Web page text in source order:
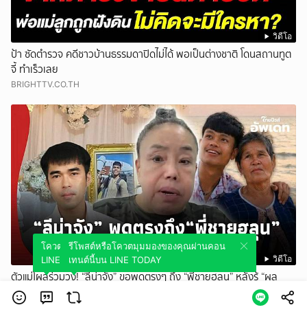
วิดีโอ
ป้า ซัดตำรวจ คดีชาวบ้านธรรมดาปิดไม่ได้ พอเป็นต่างชาติ โดนสถานทูต
จี้ ทำเร็วเลย
BRIGHTTV.CO.TH
วิดีโอ
ตัวแม่โผล่ร่วมวง! “ลีน่าจัง” ขอพูดตรงๆ ถึง “พี่ชายฮลุน” หลังรู้ “ผล
ชันสูตร” น้องชาย!
ThaiNews - ไทยนิวส์ออนไลน์
โควตมุมมองของคุณผ่านคอนเทนต์นี้บน
LINE TODAY
รีโพสต์หรือโควตมุมมองของคุณผ่านคอน
เทนต์นี้บน LINE TODAY